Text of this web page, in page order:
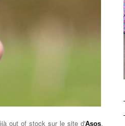
out of stock sur le site d'Asos,